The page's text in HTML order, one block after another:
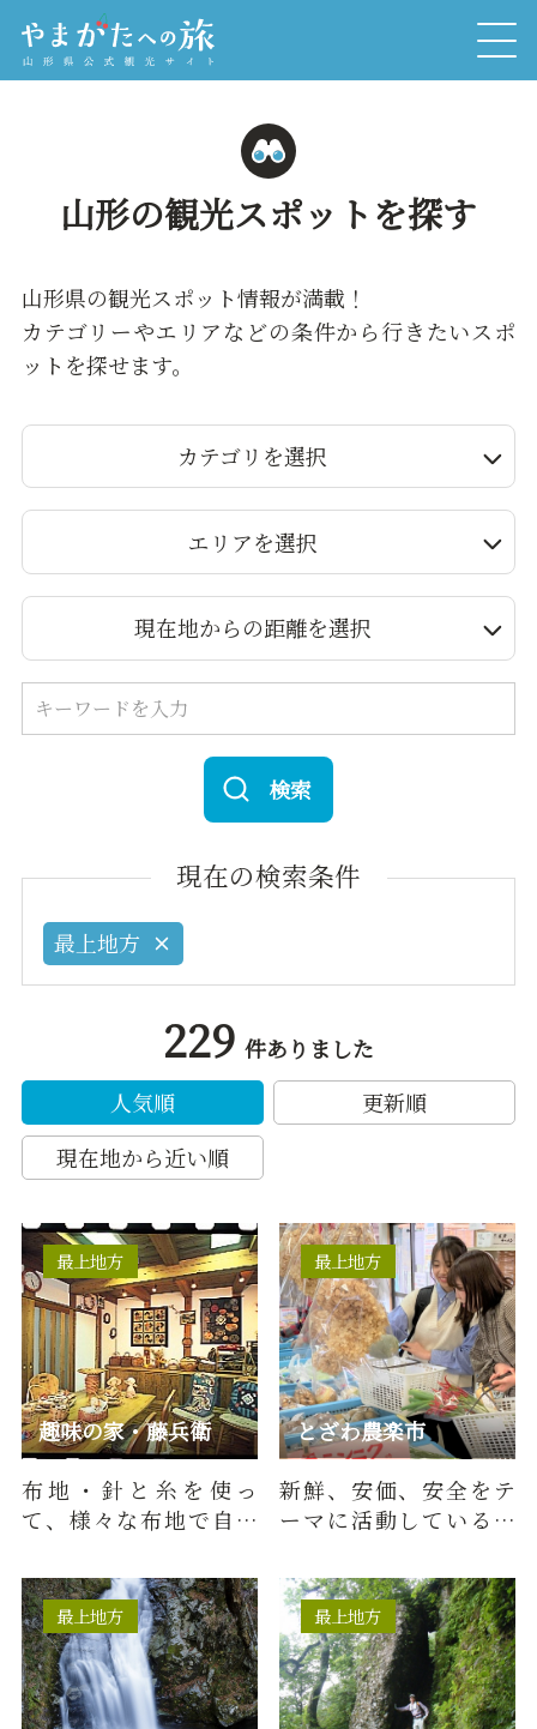
山形の観光スポットを探す
山形県の観光スポット情報が満載！
カテゴリーやエリアなどの条件から行きたいスポ
ットを探せます。
カテゴリを選択
エリアを選択
現在地からの距離を選択
検索
現在の検索条件
最上地方
229 件ありました
人気順
更新順
現在地から近い順
趣味の家・藤兵衛
最上地方
布地・針と糸を使っ
て、様々な布地で自ら
れや壁掛け等を創作し
ます。
とざわ農楽市
最上地方
新鮮、安価、安全をテ
ーマに活動している戸
は、道の駅「高麗館」
の中にあり…
最上地方 最上地方